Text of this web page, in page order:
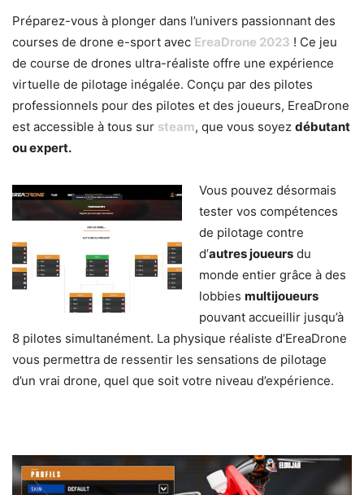
Préparez-vous à plonger dans l’univers passionnant des
courses de drone e-sport avec EreaDrone 2023 ! Ce jeu
de course de drones ultra-réaliste offre une expérience
virtuelle de pilotage inégalée. Conçu par des pilotes
professionnels pour des pilotes et des joueurs, EreaDrone
est accessible à tous sur steam, que vous soyez débutant
ou expert.
Vous pouvez désormais
tester vos compétences
de pilotage contre
d’autres joueurs du
monde entier grâce à des
lobbies multijoueurs
pouvant accueillir jusqu’à
8 pilotes simultanément. La physique réaliste d’EreaDrone
vous permettra de ressentir les sensations de pilotage
d’un vrai drone, quel que soit votre niveau d’expérience.